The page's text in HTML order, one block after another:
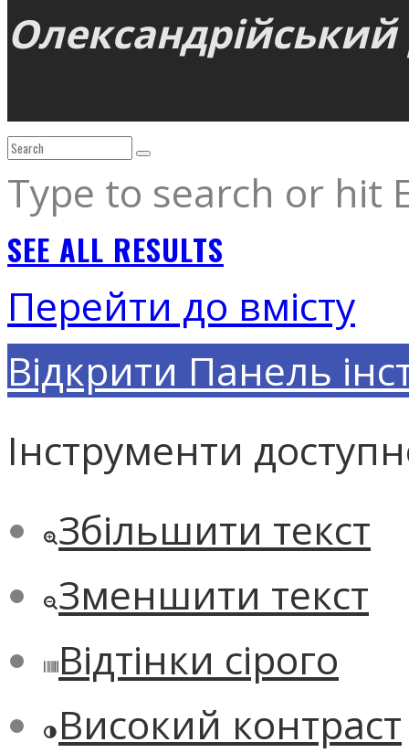
Олександрійський
Type to search or hit
SEE ALL RESULTS
Перейти до вмісту
Відкрити Панель
Інструменти
Збільшити текст
Зменшити текст
Відтінки сірого
Високий контраст